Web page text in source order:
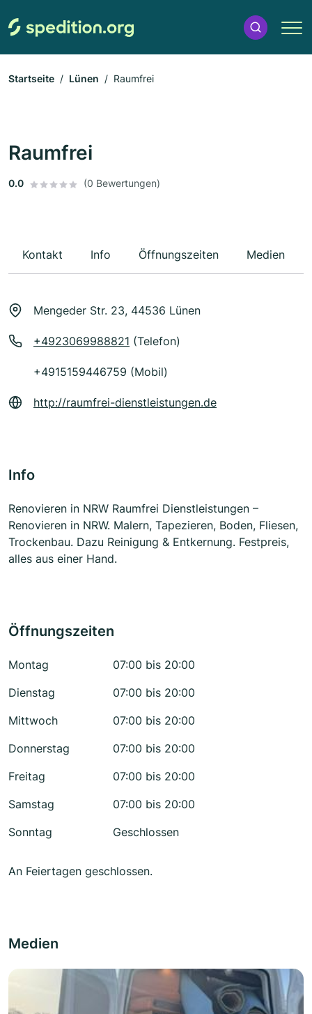
Startseite Lünen Raumfrei
Raumfrei
0.0 (0 Bewertungen)
Kontakt Info Öffnungszeiten Medien
Mengeder Str. 23, 44536 Lünen
+4923069988821 (Telefon)
+4915159446759 (Mobil)
http://raumfrei-dienstleistungen.de
Info
Renovieren in NRW Raumfrei Dienstleistungen –
Renovieren in NRW. Malern, Tapezieren, Boden, Fliesen,
Trockenbau. Dazu Reinigung & Entkernung. Festpreis,
alles aus einer Hand.
Öffnungszeiten
Montag
07:00 bis 20:00
Dienstag
07:00 bis 20:00
Mittwoch
07:00 bis 20:00
Donnerstag
07:00 bis 20:00
Freitag
07:00 bis 20:00
Samstag
07:00 bis 20:00
Sonntag
Geschlossen
An Feiertagen geschlossen.
Medien